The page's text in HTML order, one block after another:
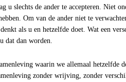
u slechts de ander te accepteren. Niet
Om van de ander niet te
als u en hetzelfde doet. Wat een
dat dan worden.
waarin we allemaal hetzelfde
zonder wrijving, zonder